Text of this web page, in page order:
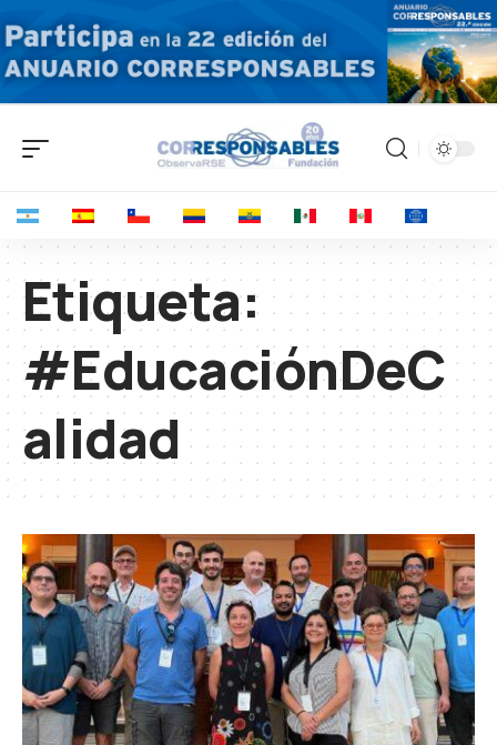
Etiqueta:
#EducaciónDeC
alidad